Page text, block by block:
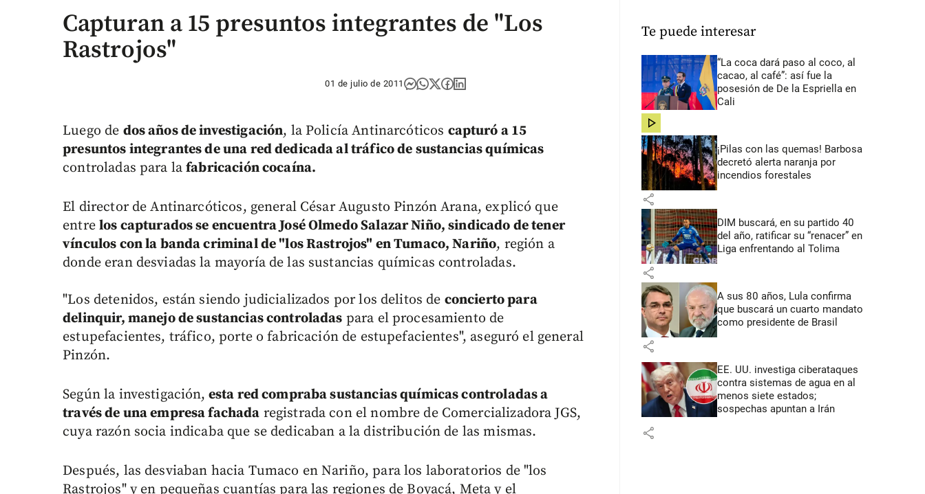
Capturan a 15 presuntos integrantes de "Los
Rastrojos"
01 de julio de 2011
Luego de dos años de investigación, la Policía Antinarcóticos capturó a 15
presuntos integrantes de una red dedicada al tráfico de sustancias químicas
controladas para lafabricación cocaína.
El director de Antinarcóticos, general César Augusto Pinzón Arana, explicó que
entrelos capturados se encuentra José Olmedo Salazar Niño, sindicado de tener
vínculos con la banda criminal de "los Rastrojos" en Tumaco, Nariño, región a
donde eran desviadas la mayoría de las sustancias químicas controladas.
"Los detenidos, están siendo judicializados por los delitos de concierto para
delinquir, manejo de sustancias controladas para el procesamiento de
estupefacientes, tráfico, porte o fabricación de estupefacientes", aseguró el general
Pinzón.
Según la investigación, esta red compraba sustancias químicas controladas a
través de una empresa fachada registrada con el nombre de Comercializadora JGS,
cuya razón socia indicaba que se dedicaban a la distribución de las mismas.
Después, las desviaban hacia Tumaco en Nariño, para los laboratorios de "los
Rastrojos" y en pequeñas cuantías para las regiones de Boyacá, Meta y el
Te puede interesar
“La coca dará paso al coco, al
cacao, al café”: así fue la
posesión de De la Espriella en
Cali
share
¡Pilas con las quemas! Barbosa
decretó alerta naranja por
incendios forestales
share
DIM buscará, en su partido 40
del año, ratificar su “renacer” en
Liga enfrentando al Tolima
share
A sus 80 años, Lula confirma
que buscará un cuarto mandato
como presidente de Brasil
share
EE. UU. investiga ciberataques
contra sistemas de agua en al
menos siete estados;
sospechas apuntan a Irán
share